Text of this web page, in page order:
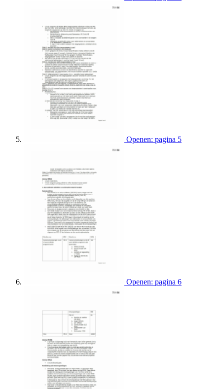
Openen: pagina 5
Openen: pagina 6